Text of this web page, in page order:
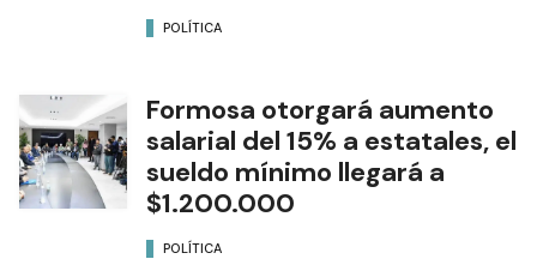
POLÍTICA
Formosa otorgará aumento
salarial del 15% a estatales, el
sueldo mínimo llegará a
$1.200.000
POLÍTICA